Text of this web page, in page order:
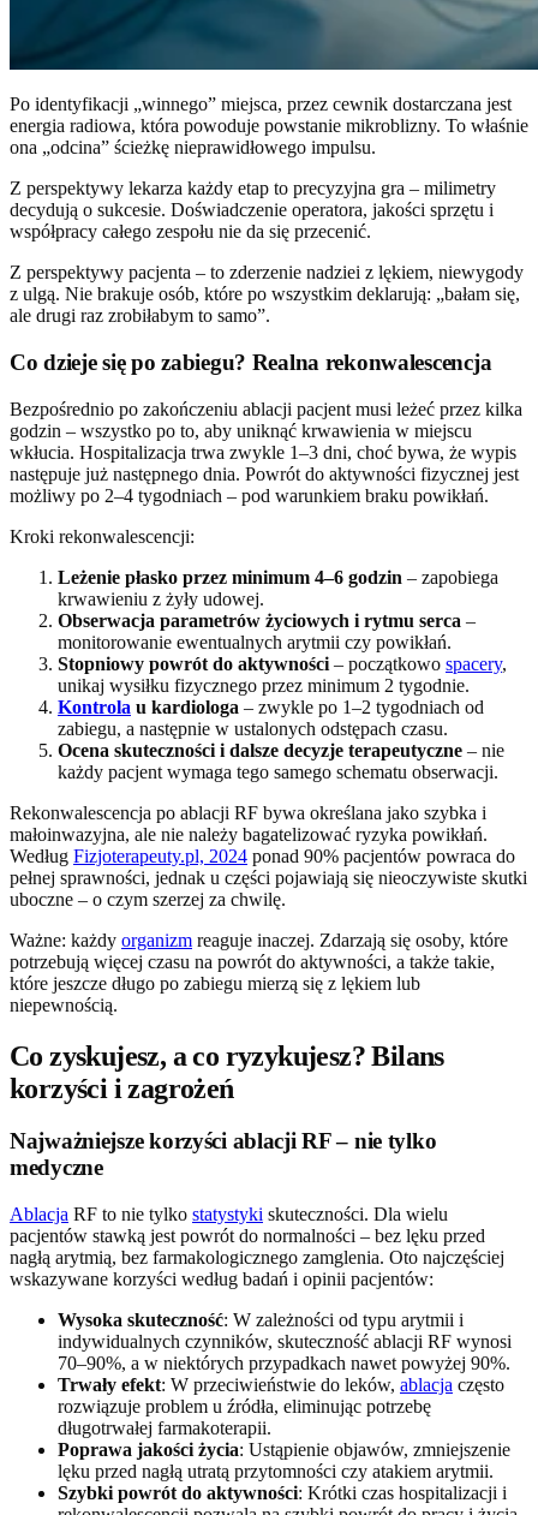
Po identyfikacji „winnego” miejsca, przez cewnik dostarczana jest
energia radiowa, która powoduje powstanie mikroblizny. To właśnie
ona „odcina” ścieżkę nieprawidłowego impulsu.
Z perspektywy lekarza każdy etap to precyzyjna gra – milimetry
decydują o sukcesie. Doświadczenie operatora, jakości sprzętu i
współpracy całego zespołu nie da się przecenić.
Z perspektywy pacjenta – to zderzenie nadziei z lękiem, niewygody
z ulgą. Nie brakuje osób, które po wszystkim deklarują: „bałam się,
ale drugi raz zrobiłabym to samo”.
Co dzieje się po zabiegu? Realna rekonwalescencja
Bezpośrednio po zakończeniu ablacji pacjent musi leżeć przez kilka
godzin – wszystko po to, aby uniknąć krwawienia w miejscu
wkłucia. Hospitalizacja trwa zwykle 1–3 dni, choć bywa, że wypis
następuje już następnego dnia. Powrót do aktywności fizycznej jest
możliwy po 2–4 tygodniach – pod warunkiem braku powikłań.
Kroki rekonwalescencji:
Leżenie płasko przez minimum 4–6 godzin – zapobiega
krwawieniu z żyły udowej.
Obserwacja parametrów życiowych i rytmu serca –
monitorowanie ewentualnych arytmii czy powikłań.
Stopniowy powrót do aktywności – początkowo spacery,
unikaj wysiłku fizycznego przez minimum 2 tygodnie.
Kontrola u kardiologa – zwykle po 1–2 tygodniach od
zabiegu, a następnie w ustalonych odstępach czasu.
Ocena skuteczności i dalsze decyzje terapeutyczne – nie
każdy pacjent wymaga tego samego schematu obserwacji.
Rekonwalescencja po ablacji RF bywa określana jako szybka i
małoinwazyjna, ale nie należy bagatelizować ryzyka powikłań.
Według Fizjoterapeuty.pl, 2024 ponad 90% pacjentów powraca do
pełnej sprawności, jednak u części pojawiają się nieoczywiste skutki
uboczne – o czym szerzej za chwilę.
Ważne: każdy organizm reaguje inaczej. Zdarzają się osoby, które
potrzebują więcej czasu na powrót do aktywności, a także takie,
które jeszcze długo po zabiegu mierzą się z lękiem lub
niepewnością.
Co zyskujesz, a co ryzykujesz? Bilans
korzyści i zagrożeń
Najważniejsze korzyści ablacji RF – nie tylko
medyczne
Ablacja RF to nie tylko statystyki skuteczności. Dla wielu
pacjentów stawką jest powrót do normalności – bez lęku przed
nagłą arytmią, bez farmakologicznego zamglenia. Oto najczęściej
wskazywane korzyści według badań i opinii pacjentów:
Wysoka skuteczność: W zależności od typu arytmii i
indywidualnych czynników, skuteczność ablacji RF wynosi
70–90%, a w niektórych przypadkach nawet powyżej 90%.
Trwały efekt: W przeciwieństwie do leków, ablacja często
rozwiązuje problem u źródła, eliminując potrzebę
długotrwałej farmakoterapii.
Poprawa jakości życia: Ustąpienie objawów, zmniejszenie
lęku przed nagłą utratą przytomności czy atakiem arytmii.
Szybki powrót do aktywności: Krótki czas hospitalizacji i